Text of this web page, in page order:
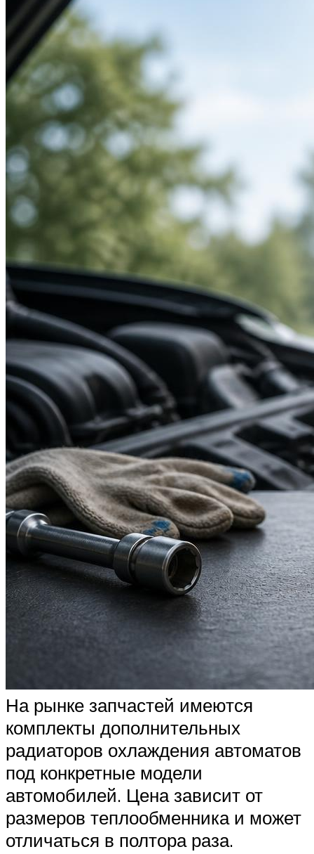
На рынке запчастей имеются
комплекты дополнительных
радиаторов охлаждения автоматов
под конкретные модели
автомобилей. Цена зависит от
размеров теплообменника и может
отличаться в полтора раза.